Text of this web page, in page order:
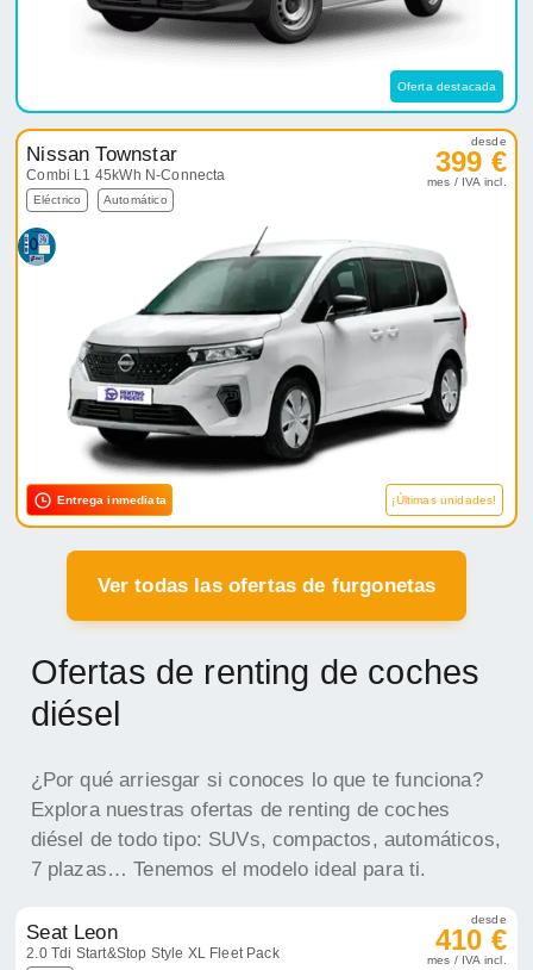
Oferta destacada
Nissan Townstar
Combi L1 45kWh N-Connecta
Eléctrico Automático
desde
399 €
mes / IVA incl.
Entrega inmediata ¡Últimas unidades!
Ver todas las ofertas de furgonetas
Ofertas de renting de coches
diésel
¿Por qué arriesgar si conoces lo que te funciona?
Explora nuestras ofertas de renting de coches
diésel de todo tipo: SUVs, compactos, automáticos,
7 plazas… Tenemos el modelo ideal para ti.
Seat Leon
2.0 Tdi Start&Stop Style XL Fleet Pack
desde
410 €
mes / IVA incl.